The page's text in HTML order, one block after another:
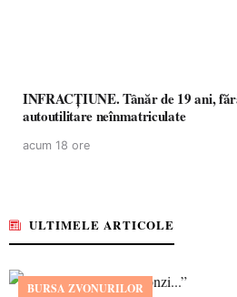
INFRACȚIUNE. Tânăr de 19 ani,
autoutilitare neînmatriculate
acum 18 ore
ULTIMELE ARTICOLE
BURSA ZVONURILOR